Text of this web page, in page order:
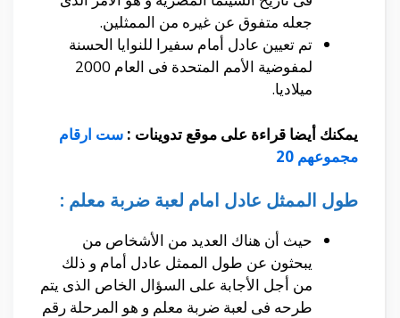
جعله متفوق عن غيره من الممثلين.
تم تعيين عادل أمام سفيرا للنوايا الحسنة
لمفوضية الأمم المتحدة فى العام 2000
ميلاديا.
يمكنك أيضا قراءة على موقع تدوينات : ست ارقام
مجموعهم 20
طول الممثل عادل امام لعبة ضربة معلم :
حيث أن هناك العديد من الأشخاص من
يبحثون عن طول الممثل عادل أمام و ذلك
من أجل الأجابة على السؤال الخاص الذى يتم
طرحه فى لعبة ضربة معلم و هو المرحلة رقم